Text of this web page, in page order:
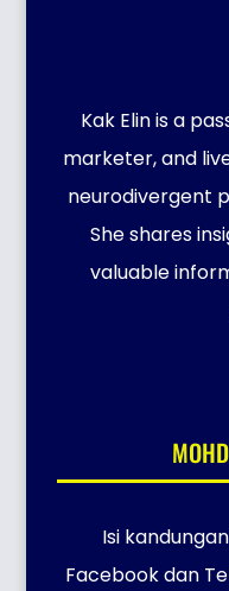
Kak Elin is a
marketer, and
neurodivergent
She shares
valuable
Isi
Facebook dan